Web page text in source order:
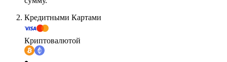
Кредитными Картами
Криптовалютой